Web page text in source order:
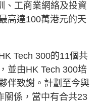
、工商業網絡及投資
高達100萬港元的天
Tech 300的11個共
並由HK Tech 300培
伴致謝。計劃至今與
關係，當中有合共23